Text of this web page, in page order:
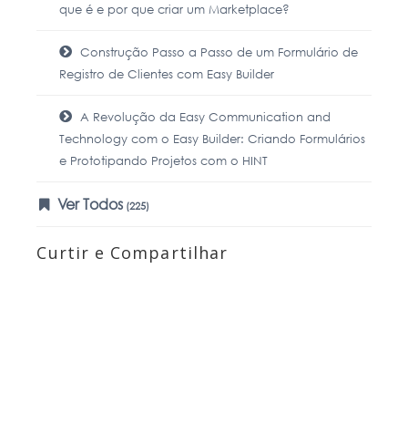
que é e por que criar um Marketplace?
Construção Passo a Passo de um Formulário de
Registro de Clientes com Easy Builder
A Revolução da Easy Communication and
Technology com o Easy Builder: Criando Formulários
e Prototipando Projetos com o HINT
Ver Todos (225)
Curtir e Compartilhar